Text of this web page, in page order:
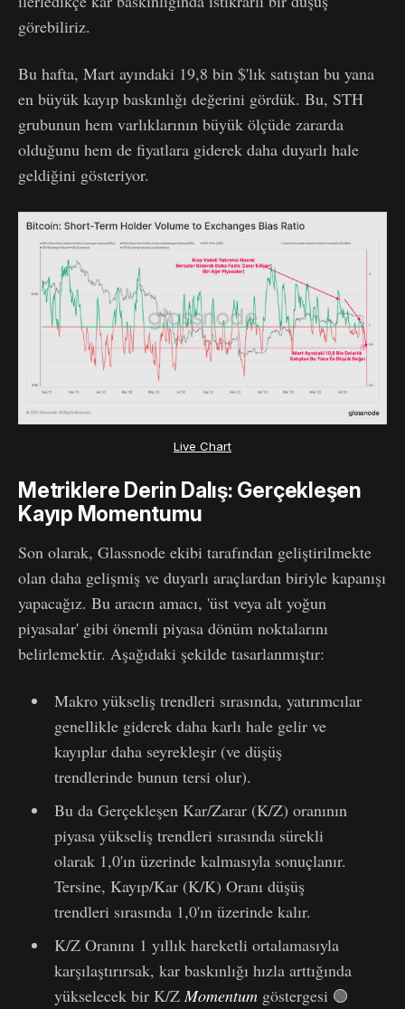
görebiliriz.
Bu hafta, Mart ayındaki 19,8 bin $'lık satıştan bu yana
en büyük kayıp baskınlığı değerini gördük. Bu, STH
grubunun hem varlıklarının büyük ölçüde zararda
olduğunu hem de fiyatlara giderek daha duyarlı hale
geldiğini gösteriyor.
Live Chart
Metriklere Derin Dalış: Gerçekleşen
Kayıp Momentumu
Son olarak, Glassnode ekibi tarafından geliştirilmekte
olan daha gelişmiş ve duyarlı araçlardan biriyle kapanışı
yapacağız. Bu aracın amacı, 'üst veya alt yoğun
piyasalar' gibi önemli piyasa dönüm noktalarını
belirlemektir. Aşağıdaki şekilde tasarlanmıştır:
Makro yükseliş trendleri sırasında, yatırımcılar
genellikle giderek daha karlı hale gelir ve
kayıplar daha seyrekleşir (ve düşüş
trendlerinde bunun tersi olur).
Bu da Gerçekleşen Kar/Zarar (K/Z) oranının
piyasa yükseliş trendleri sırasında sürekli
olarak 1,0'ın üzerinde kalmasıyla sonuçlanır.
Tersine, Kayıp/Kar (K/K) Oranı düşüş
trendleri sırasında 1,0'ın üzerinde kalır.
K/Z Oranını 1 yıllık hareketli ortalamasıyla
karşılaştırırsak, kar baskınlığı hızla arttığında
yükselecek bir K/ZMomentumgöstergesi 🟢